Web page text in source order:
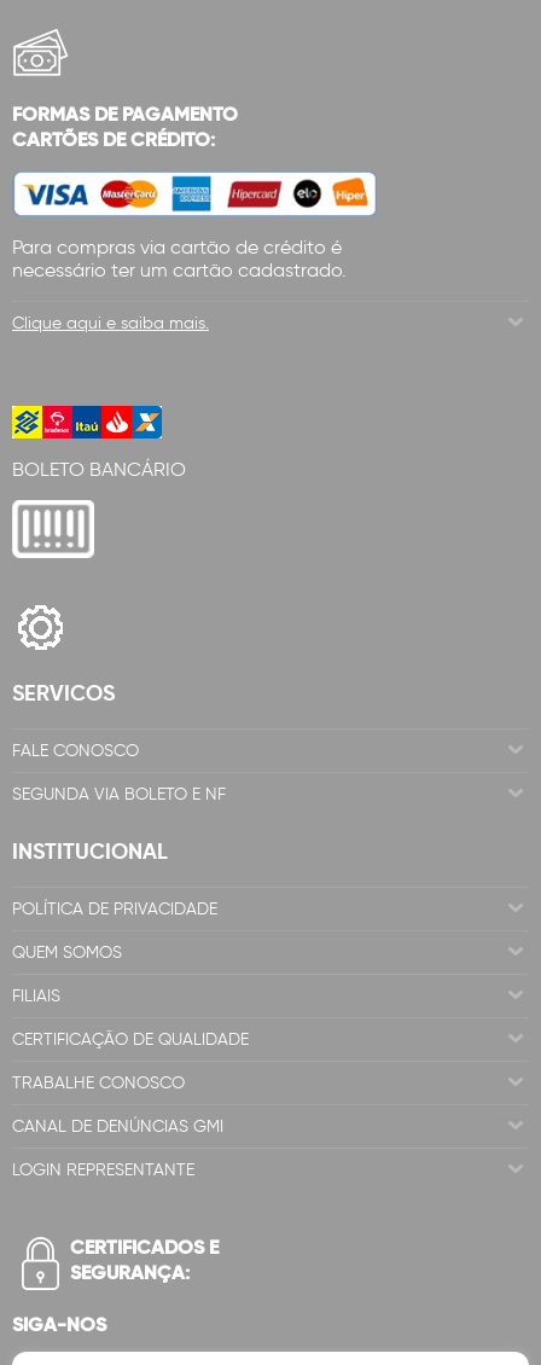
FORMAS DE PAGAMENTO
CARTÕES DE CRÉDITO:
Para compras via cartão de crédito é
necessário ter um cartão cadastrado.
Clique aqui e saiba mais.
BOLETO BANCÁRIO
SERVICOS
FALE CONOSCO
SEGUNDA VIA BOLETO E NF
INSTITUCIONAL
POLÍTICA DE PRIVACIDADE
QUEM SOMOS
FILIAIS
CERTIFICAÇÃO DE QUALIDADE
TRABALHE CONOSCO
CANAL DE DENÚNCIAS GMI
LOGIN REPRESENTANTE
CERTIFICADOS E
SEGURANÇA:
SIGA-NOS